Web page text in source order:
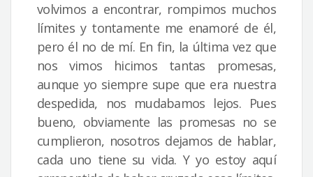
volvimos a encontrar, rompimos muchos
límites y tontamente me enamoré de él,
pero él no de mí. En fin, la última vez que
nos vimos hicimos tantas promesas,
aunque yo siempre supe que era nuestra
despedida, nos mudabamos lejos. Pues
bueno, obviamente las promesas no se
cumplieron, nosotros dejamos de hablar,
cada uno tiene su vida. Y yo estoy aquí